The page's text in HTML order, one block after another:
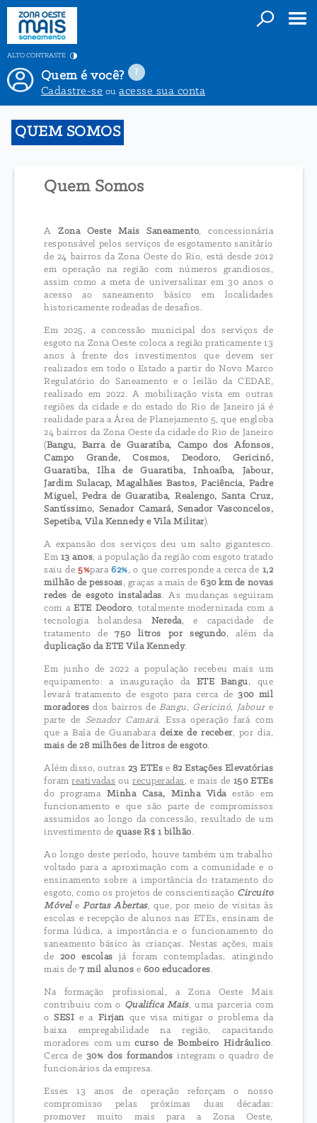
ALTO CONTRASTE
Quem é você?
Cadastre-se ouacesse sua conta
QUEM SOMOS
Quem Somos
A Zona Oeste Mais Saneamento, concessionária
responsável pelos serviços de esgotamento sanitário
de 24 bairros da Zona Oeste do Rio, está desde 2012
em operação na região com números grandiosos,
assim como a meta de universalizar em 30 anos o
acesso ao saneamento básico em localidades
historicamente rodeadas de desafios.
Em 2025, a concessão municipal dos serviços de
esgoto na Zona Oeste coloca a região praticamente 13
anos à frente dos investimentos que devem ser
realizados em todo o Estado a partir do Novo Marco
Regulatório do Saneamento e o leilão da CEDAE,
realizado em 2022. A mobilização vista em outras
regiões da cidade e do estado do Rio de Janeiro já é
realidade para a Área de Planejamento 5, que engloba
24 bairros da Zona Oeste da cidade do Rio de Janeiro
(Bangu, Barra de Guaratiba, Campo dos Afonsos,
Campo Grande, Cosmos, Deodoro, Gericinó,
Guaratiba, Ilha de Guaratiba, Inhoaíba, Jabour,
Jardim Sulacap, Magalhães Bastos, Paciência, Padre
Miguel, Pedra de Guaratiba, Realengo, Santa Cruz,
Santíssimo, Senador Camará, Senador Vasconcelos,
Sepetiba, Vila Kennedy e Vila Militar).
A expansão dos serviços deu um salto gigantesco.
Em 13 anos, a população da região com esgoto tratado
saiu de5%para62%, o que corresponde a cerca de 1,2
milhão de pessoas, graças a mais de630 km de novas
redes de esgoto instaladas. As mudanças seguiram
com aETE Deodoro, totalmente modernizada com a
tecnologia holandesa Nereda, e capacidade de
tratamento de 750 litros por segundo, além da
duplicação da ETE Vila Kennedy.
Em junho de 2022 a população recebeu mais um
equipamento: a inauguração da ETE Bangu, que
levará tratamento de esgoto para cerca de300 mil
moradoresdos bairros deBangu, Gericinó, Jaboure
parte de Senador Camará. Essa operação fará com
que a Baía de Guanabaradeixe de receber, por dia,
mais de 28 milhões de litros de esgoto.
Além disso, outras 23 ETEs e 82 Estações Elevatórias
foramreativadas ourecuperadas , e mais de 150 ETEs
do programa Minha Casa, Minha Vidaestão em
funcionamento e que são parte de compromissos
assumidos ao longo da concessão, resultado de um
investimento de quase R$ 1 bilhão.
Ao longo deste período, houve também um trabalho
voltado para a aproximação com a comunidade e o
ensinamento sobre a importância do tratamento do
esgoto, como os projetos de conscientização Circuito
Móvele Portas Abertas, que, por meio de visitas às
escolas e recepção de alunos nas ETEs, ensinam de
forma lúdica, a importância e o funcionamento do
saneamento básico às crianças. Nestas ações, mais
de 200 escolas já foram contempladas, atingindo
mais de 7 mil alunos e 600 educadores.
Na formação profissional, a Zona Oeste Mais
contribuiu com o Qualifica Mais, uma parceria com
oSESI e a Firjan que visa mitigar o problema da
baixa empregabilidade na região, capacitando
moradores com um curso de Bombeiro Hidráulico.
Cerca de 30% dos formandos integram o quadro de
funcionários da empresa.
Esses 13 anos de operação reforçam o nosso
compromisso pelas próximas duas décadas:
promover muito mais para a Zona Oeste,